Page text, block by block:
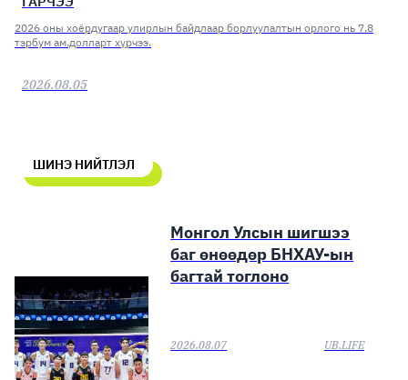
2026 оны хоёрдугаар улирлын байдлаар борлуулалтын орлого нь 7.8
тэрбум ам.долларт хүрчээ.
2026.08.05
ШИНЭ НИЙТЛЭЛ
Монгол Улсын шигшээ
баг өнөөдөр БНХАУ-ын
багтай тоглоно
2026.08.07 UB.LIFE